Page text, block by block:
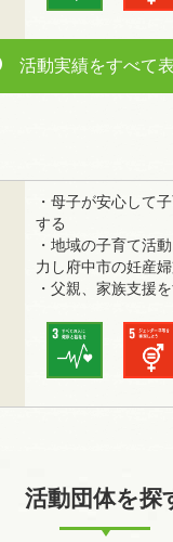
活動実績をすべて表
・母子が安心して
する
・地域の子育て活
力し府中市の妊産
・父親、家族支援
活動団体を探